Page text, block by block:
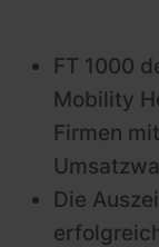
FT 1000
Mobility
Firmen
Die